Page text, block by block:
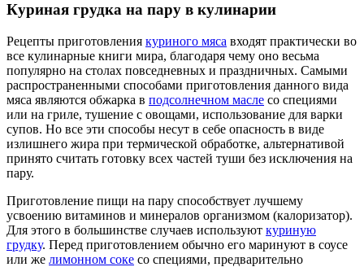
Куриная грудка на пару в кулинарии
Рецепты приготовления куриного мяса входят практически во
все кулинарные книги мира, благодаря чему оно весьма
популярно на столах повседневных и праздничных. Самыми
распространенными способами приготовления данного вида
мяса являются обжарка в подсолнечном масле со специями
или на гриле, тушение с овощами, использование для варки
супов. Но все эти способы несут в себе опасность в виде
излишнего жира при термической обработке, альтернативой
принято считать готовку всех частей туши без исключения на
пару.
Приготовление пищи на пару способствует лучшему
усвоению витаминов и минералов организмом (калоризатор).
Для этого в большинстве случаев используют куриную
грудку. Перед приготовлением обычно его маринуют в соусе
или же лимонном соке со специями, предварительно